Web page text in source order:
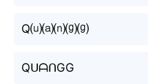
Q⒰⒜⒩⒢⒢
QᑌᗩᑎGG